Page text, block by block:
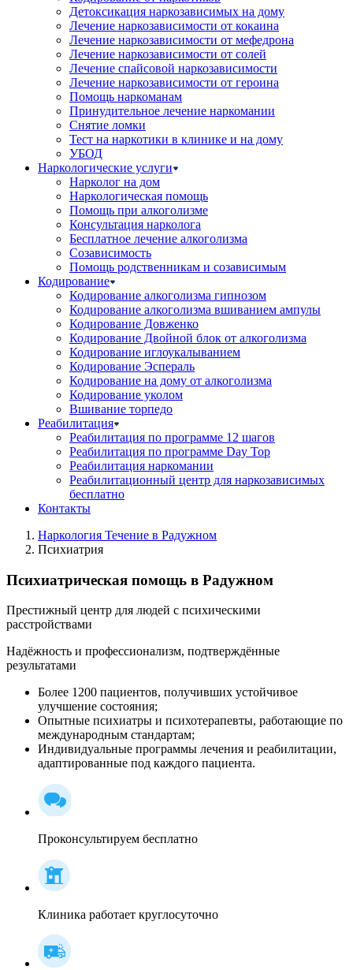
Детоксикация наркозависимых на дому
Лечение наркозависимости от кокаина
Лечение наркозависимости от мефедрона
Лечение наркозависимости от солей
Лечение спайсовой наркозависимости
Лечение наркозависимости от героина
Помощь наркоманам
Принудительное лечение наркомании
Снятие ломки
Тест на наркотики в клинике и на дому
УБОД
Наркологические услуги
Нарколог на дом
Наркологическая помощь
Помощь при алкоголизме
Консультация нарколога
Бесплатное лечение алкоголизма
Созависимость
Помощь родственникам и созависимым
Кодирование
Кодирование алкоголизма гипнозом
Кодирование алкоголизма вшиванием ампулы
Кодирование Довженко
Кодирование Двойной блок от алкоголизма
Кодирование иглоукалыванием
Кодирование Эспераль
Кодирование на дому от алкоголизма
Кодирование уколом
Вшивание торпедо
Реабилитация
Реабилитация по программе 12 шагов
Реабилитация по программе Day Top
Реабилитация наркомании
Реабилитационный центр для наркозависимых
бесплатно
Контакты
Наркология Течение в Радужном
Психиатрия
Психиатрическая помощь в Радужном
Престижный центр для людей с психическими
расстройствами
Надёжность и профессионализм, подтверждённые
результатами
Более 1200 пациентов, получивших устойчивое
улучшение состояния;
Опытные психиатры и психотерапевты, работающие по
международным стандартам;
Индивидуальные программы лечения и реабилитации,
адаптированные под каждого пациента.
Проконсультируем бесплатно
Клиника работает круглосуточно